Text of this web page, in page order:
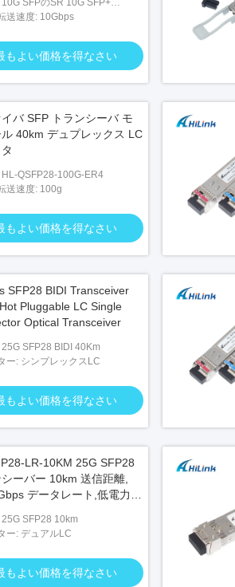
SFPのSR 10G SFP+
300M LC
送速度: 10Gbps
もよい価格を得なさい
バ SFP トランシーバ モ
40km デュプレックス LC
HL-QSFP28-100G-ER4
送速度: 100g
もよい価格を得なさい
SFP28 BIDI Transceiver
Pluggable LC Single
Optical Transceiver
SFP28 BIDI 40Km
ー: シンプレックスLC
もよい価格を得なさい
LR-10KM 25G SFP28
シーバー 10km 送信距離,
データレート,低電力消
SFP28 10km
ー: デュアルLC
もよい価格を得なさい